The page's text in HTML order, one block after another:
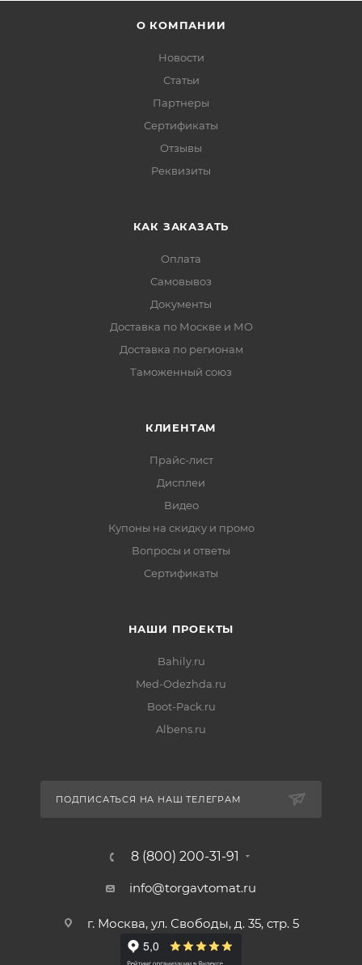
О КОМПАНИИ
Новости
Статьи
Партнеры
Сертификаты
Отзывы
Реквизиты
КАК ЗАКАЗАТЬ
Оплата
Самовывоз
Документы
Доставка по Москве и МО
Доставка по регионам
Таможенный союз
КЛИЕНТАМ
Прайс-лист
Дисплеи
Видео
Купоны на скидку и промо
Вопросы и ответы
Сертификаты
НАШИ ПРОЕКТЫ
Bahily.ru
Med-Odezhda.ru
Boot-Pack.ru
Albens.ru
ПОДПИСАТЬСЯ НА НАШ ТЕЛЕГРАМ
8 (800) 200-31-91
info@torgavtomat.ru
г. Москва, ул. Свободы, д. 35, стр. 5